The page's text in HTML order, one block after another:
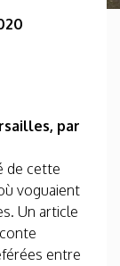
par
de cette
voguaient
Un article
entre